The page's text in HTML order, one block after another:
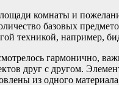
комнаты и
базовых
техникой, например,
гармонично,
друг с другом.
из одного